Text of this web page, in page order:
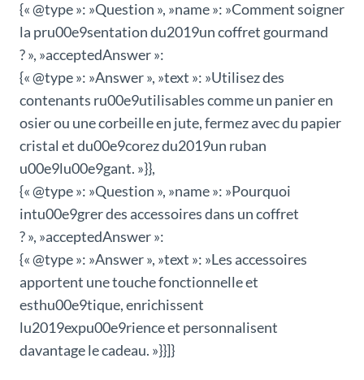
{« @type »: »Question », »name »: »Comment soigner
la pru00e9sentation du2019un coffret gourmand
? », »acceptedAnswer »:
{« @type »: »Answer », »text »: »Utilisez des
contenants ru00e9utilisables comme un panier en
osier ou une corbeille en jute, fermez avec du papier
cristal et du00e9corez du2019un ruban
u00e9lu00e9gant. »}},
{« @type »: »Question », »name »: »Pourquoi
intu00e9grer des accessoires dans un coffret
? », »acceptedAnswer »:
{« @type »: »Answer », »text »: »Les accessoires
apportent une touche fonctionnelle et
esthu00e9tique, enrichissent
lu2019expu00e9rience et personnalisent
davantage le cadeau. »}}]}